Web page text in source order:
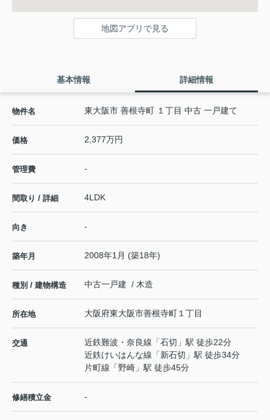
地図アプリで見る
基本情報 詳細情報
物件名 東大阪市 善根寺町 １丁目 中古 一戸建て
価格 2,377万円
管理費 -
間取り / 詳細 4LDK
向き -
築年月 2008年1月 (築18年)
種別 / 建物構造 中古一戸建 / 木造
所在地 大阪府東大阪市善根寺町 １丁目
交通 近鉄難波・奈良線 「石切 」駅 徒歩22分
近鉄けいはんな線 「新石切 」駅 徒歩34分
片町線 「野崎 」駅 徒歩45分
修繕積立金 -